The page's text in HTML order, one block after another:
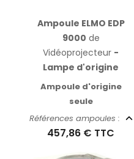
Ampoule ELMO EDP
9000 de
Vidéoprojecteur -
Lampe d'origine
Ampoule d'origine
seule
Références ampoules :
457,86 € TTC